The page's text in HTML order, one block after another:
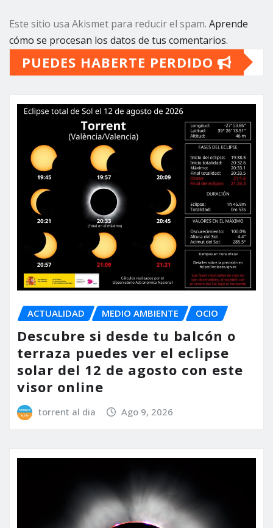
Este sitio usa Akismet para reducir el spam. Aprende
cómo se procesan los datos de tus comentarios.
PUEDES HABERTE PERDIDO
ACTUALIDAD MEDIO AMBIENTE OCIO
Descubre si desde tu balcón o
terraza puedes ver el eclipse
solar del 12 de agosto con este
visor online
torrent al dia Ago 9, 2026